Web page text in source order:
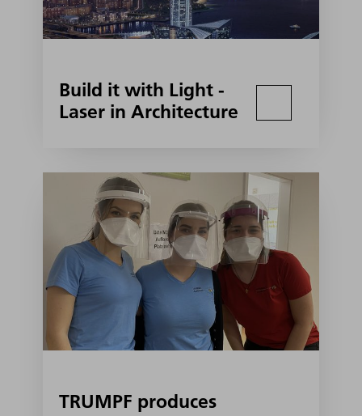
Build it with Light -
Laser in Architecture
TRUMPF produces